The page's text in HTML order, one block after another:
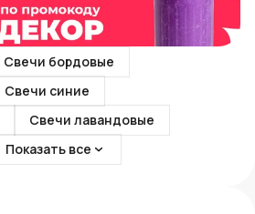
Свечи бордовые
Свечи синие
Свечи лавандовые
Показать все